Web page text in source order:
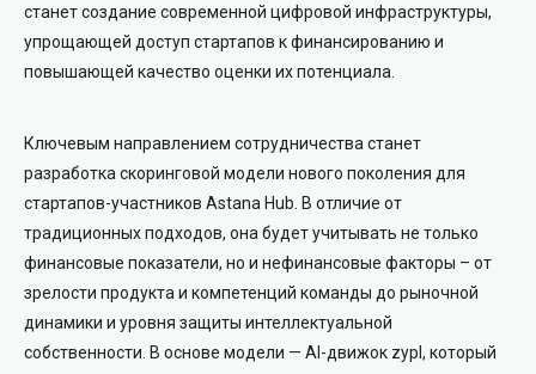
станет создание современной цифровой инфраструктуры,
упрощающей доступ стартапов к финансированию и
повышающей качество оценки их потенциала.
Ключевым направлением сотрудничества станет
разработка скоринговой модели нового поколения для
стартапов-участников Astana Hub. В отличие от
традиционных подходов, она будет учитывать не только
финансовые показатели, но и нефинансовые факторы – от
зрелости продукта и компетенций команды до рыночной
динамики и уровня защиты интеллектуальной
собственности. В основе модели — AI-движок zypl, который